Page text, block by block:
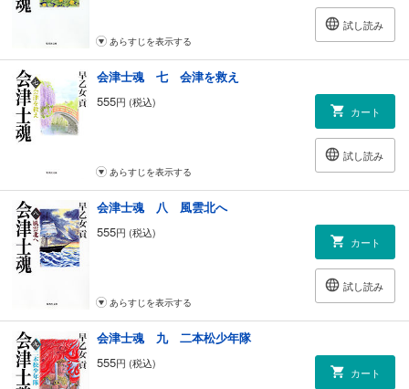
試し読み
あらすじを表示する
会津士魂 七 会津を救え
555円 (税込)
カート
試し読み
あらすじを表示する
会津士魂 八 風雲北へ
555円 (税込)
カート
試し読み
あらすじを表示する
会津士魂 九 二本松少年隊
555円 (税込)
カート